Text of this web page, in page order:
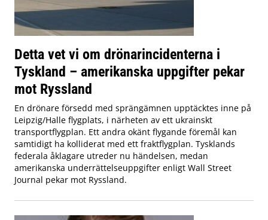
Detta vet vi om drönarincidenterna i
Tyskland – amerikanska uppgifter pekar
mot Ryssland
En drönare försedd med sprängämnen upptäcktes inne på
Leipzig/Halle flygplats, i närheten av ett ukrainskt
transportflygplan. Ett andra okänt flygande föremål kan
samtidigt ha kolliderat med ett fraktflygplan. Tysklands
federala åklagare utreder nu händelsen, medan
amerikanska underrättelseuppgifter enligt Wall Street
Journal pekar mot Ryssland.